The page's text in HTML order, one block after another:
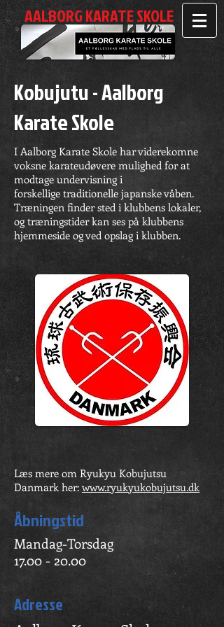
AALBORG KARATE SKOLE
Kobujutu - Aalborg
Karate Skole
I Aalborg Karate Skole har viderekomne
voksne karateudøvere mulighed for at
modtage undervisning i
forskellige traditionelle japanske våben.
Træningen finder sted i klubbens lokaler,
og træningstider kan ses på klubbens
hjemmeside og ved opslag i klubben.
Læs mere om Ryukyu Kobujutsu
Danmark her: www.ryukyukobujutsu.dk
Åbningstid
Mandag-Torsdag
17.00 - 20.00
Adresse